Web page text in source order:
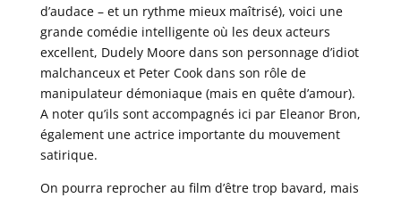
d’audace – et un rythme mieux maîtrisé), voici une
grande comédie intelligente où les deux acteurs
excellent, Dudely Moore dans son personnage d’idiot
malchanceux et Peter Cook dans son rôle de
manipulateur démoniaque (mais en quête d’amour).
A noter qu’ils sont accompagnés ici par Eleanor Bron,
également une actrice importante du mouvement
satirique.
On pourra reprocher au film d’être trop bavard, mais